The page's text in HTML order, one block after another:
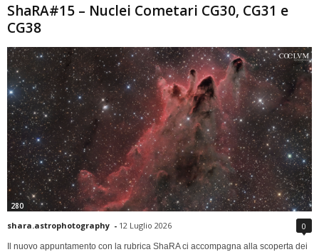
ShaRA#15 – Nuclei Cometari CG30, CG31 e
CG38
280
shara.astrophotography - 12 Luglio 2026 0
Il nuovo appuntamento con la rubrica ShaRA ci accompagna alla scoperta dei